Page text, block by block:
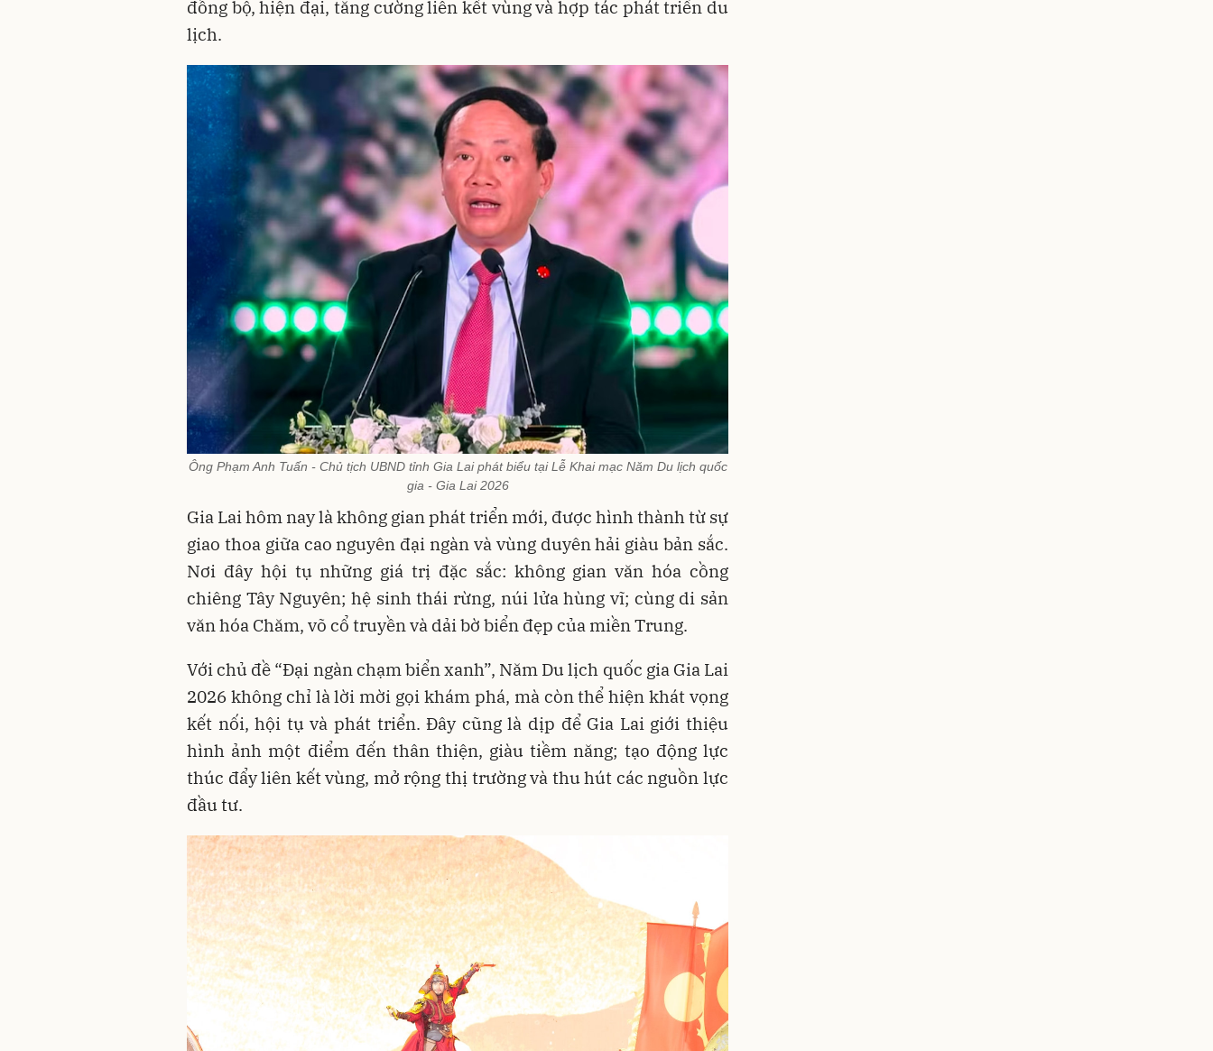
đồng bộ, hiện đại, tăng cường liên kết vùng và hợp tác phát triển du
lịch.
Ông Phạm Anh Tuấn - Chủ tịch UBND tỉnh Gia Lai phát biểu tại Lễ Khai mạc Năm Du lịch quốc
gia - Gia Lai 2026
Gia Lai hôm nay là không gian phát triển mới, được hình thành từ sự
giao thoa giữa cao nguyên đại ngàn và vùng duyên hải giàu bản sắc.
Nơi đây hội tụ những giá trị đặc sắc: không gian văn hóa cồng
chiêng Tây Nguyên; hệ sinh thái rừng, núi lửa hùng vĩ; cùng di sản
văn hóa Chăm, võ cổ truyền và dải bờ biển đẹp của miền Trung.
Với chủ đề “Đại ngàn chạm biển xanh”, Năm Du lịch quốc gia Gia Lai
2026 không chỉ là lời mời gọi khám phá, mà còn thể hiện khát vọng
kết nối, hội tụ và phát triển. Đây cũng là dịp để Gia Lai giới thiệu
hình ảnh một điểm đến thân thiện, giàu tiềm năng; tạo động lực
thúc đẩy liên kết vùng, mở rộng thị trường và thu hút các nguồn lực
đầu tư.